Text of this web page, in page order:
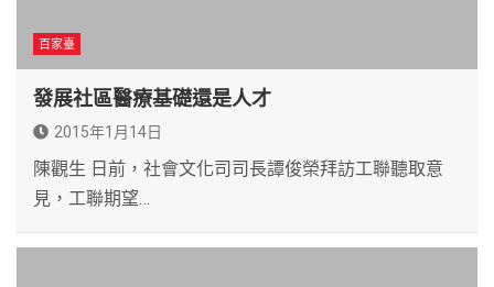
百家臺
發展社區醫療基礎還是人才
2015年1月14日
陳觀生 日前，社會文化司司長譚俊榮拜訪工聯聽取意
見，工聯期望…